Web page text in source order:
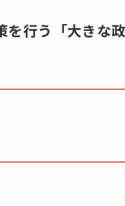
行う「大きな